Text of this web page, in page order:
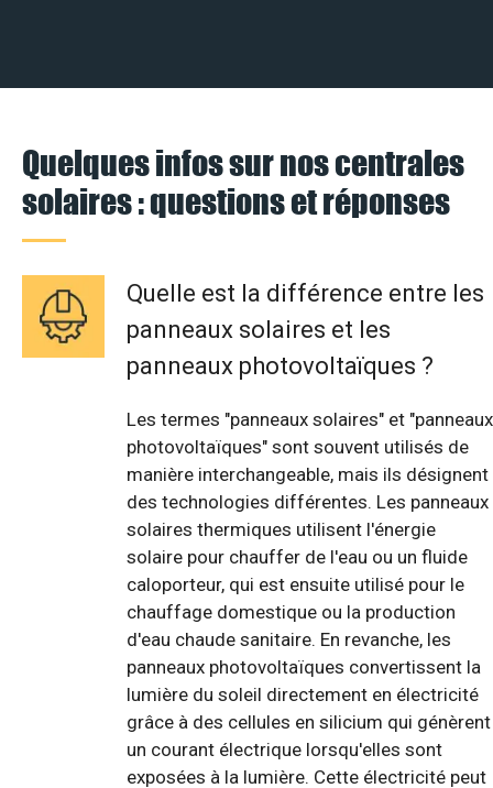
Quelques infos sur nos centrales
solaires : questions et réponses
Quelle est la différence entre les
panneaux solaires et les
panneaux photovoltaïques ?
Les termes "panneaux solaires" et "panneaux
photovoltaïques" sont souvent utilisés de
manière interchangeable, mais ils désignent
des technologies différentes. Les panneaux
solaires thermiques utilisent l'énergie
solaire pour chauffer de l'eau ou un fluide
caloporteur, qui est ensuite utilisé pour le
chauffage domestique ou la production
d'eau chaude sanitaire. En revanche, les
panneaux photovoltaïques convertissent la
lumière du soleil directement en électricité
grâce à des cellules en silicium qui génèrent
un courant électrique lorsqu'elles sont
exposées à la lumière. Cette électricité peut